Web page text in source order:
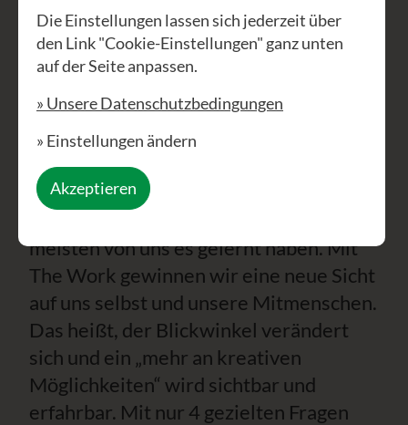
Erwartungen gibt. Welche? Die, die es
eben gibt. Und warum wirkt das? Weil
die Welt immer mehr Möglichkeiten
bietet, als es uns unsere Gewohnheiten
The Work of Byron Katie
bzw. ein Werkzeug um anders mit
meisten von uns es gelernt haben. Mit
The Work gewinnen wir eine neue Sicht
auf uns selbst und unsere Mitmenschen.
Das heißt, der Blickwinkel verändert
sich und ein „mehr an kreativen
Möglichkeiten“ wird sichtbar und
erfahrbar. Mit nur 4 gezielten Fragen
Die Einstellungen lassen sich jederzeit über
den Link "Cookie-Einstellungen" ganz unten
auf der Seite anpassen.
» Unsere Datenschutzbedingungen
» Einstellungen ändern
Akzeptieren